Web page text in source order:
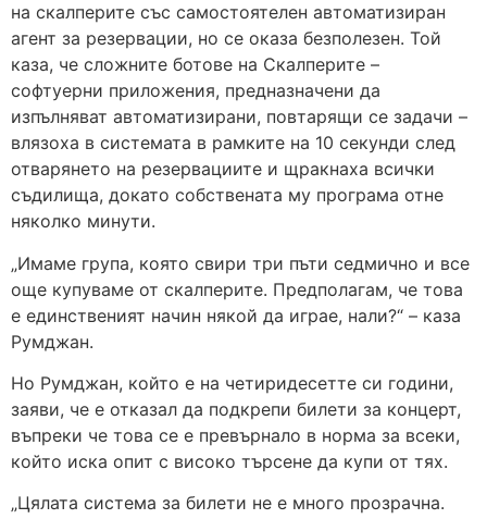
на скалперите със самостоятелен автоматизиран
агент за резервации, но се оказа безполезен. Той
каза, че сложните ботове на Скалперите –
софтуерни приложения, предназначени да
изпълняват автоматизирани, повтарящи се задачи –
влязоха в системата в рамките на 10 секунди след
отварянето на резервациите и щракнаха всички
съдилища, докато собствената му програма отне
няколко минути.
„Имаме група, която свири три пъти седмично и все
още купуваме от скалперите. Предполагам, че това
е единственият начин някой да играе, нали?“ – каза
Румджан.
Но Румджан, който е на четиридесетте си години,
заяви, че е отказал да подкрепи билети за концерт,
въпреки че това се е превърнало в норма за всеки,
който иска опит с високо търсене да купи от тях.
„Цялата система за билети не е много прозрачна.